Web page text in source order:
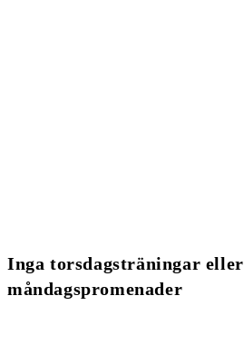
Inga torsdagsträningar eller
måndagspromenader